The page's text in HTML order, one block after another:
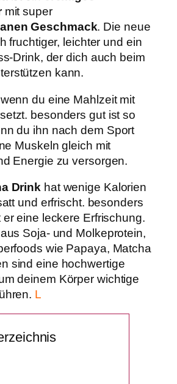
mit super
Geschmack. Die neue
fruchtiger, leichter und ein
Drink, der dich auch beim
kann.
du eine Mahlzeit mit
besonders gut ist so
du ihn nach dem Sport
Muskeln gleich mit
Energie zu versorgen.
Drink hat wenige Kalorien
und erfrischt. besonders
er eine leckere Erfrischung.
Soja- und Molkeprotein,
wie Papaya, Matcha
sind eine hochwertige
deinem Körper wichtige
L